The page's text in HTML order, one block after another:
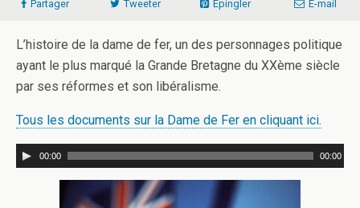
Partager Tweeter Épingler E-mail
L’histoire de la dame de fer, un des personnages politique
ayant le plus marqué la Grande Bretagne du XXème siècle
par ses réformes et son libéralisme.
Tous les documents sur la Dame de Fer en cliquant ici.
00:00 00:00